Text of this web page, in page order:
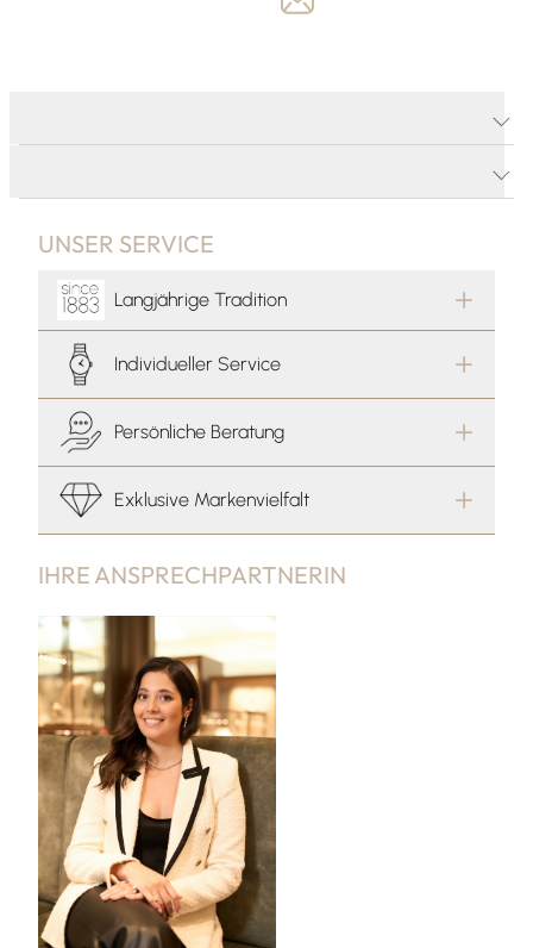
IHRE ANSPRECHPARTNERIN
UNSER SERVICE
Langjährige Tradition
Individueller Service
Persönliche Beratung
Exklusive Markenvielfalt